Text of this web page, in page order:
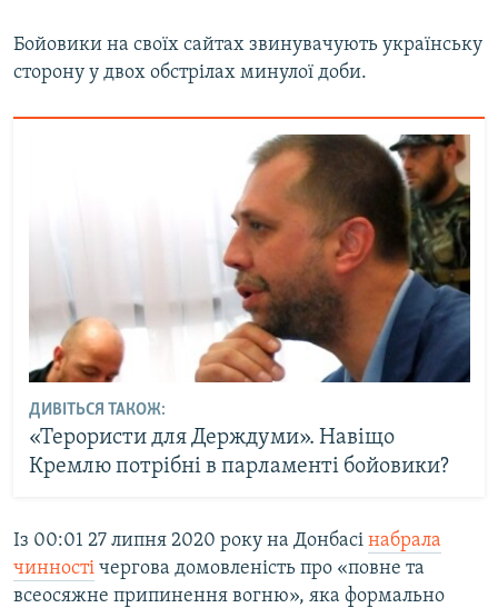
Бойовики на своїх сайтах звинувачують українську
сторону у двох обстрілах минулої доби.
ДИВІТЬСЯ ТАКОЖ:
«Терористи для Держдуми». Навіщо
Кремлю потрібні в парламенті бойовики?
Із 00:01 27 липня 2020 року на Донбасі набрала
чинності чергова домовленість про «повне та
всеосяжне припинення вогню», яка формально